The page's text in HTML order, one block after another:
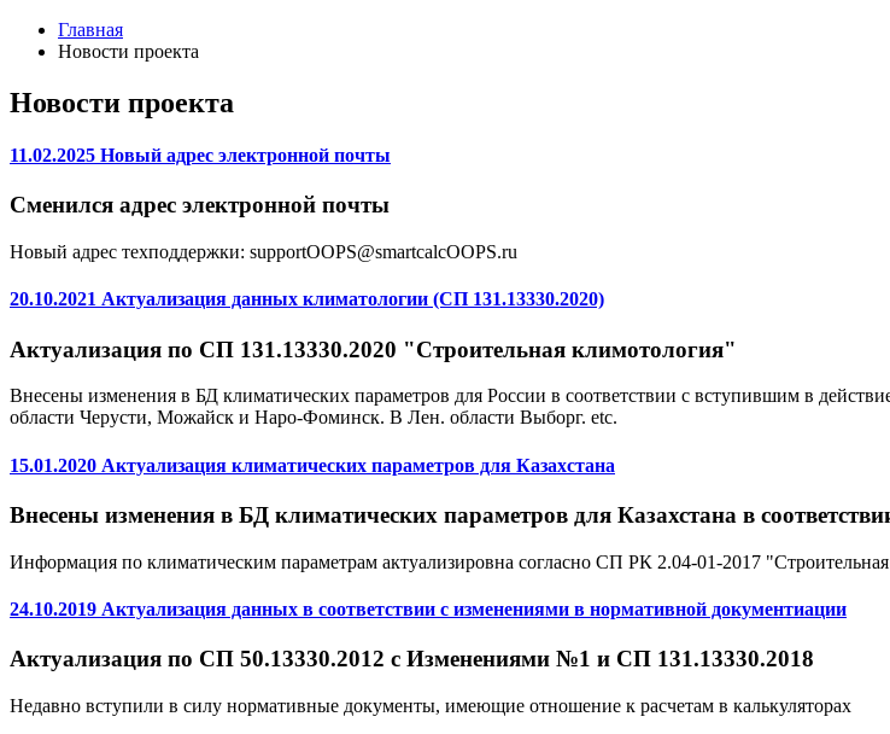
Главная
Новости проекта
Новости проекта
11.02.2025 Новый адрес электронной почты
Сменился адрес электронной почты
Новый адрес техподдержки: supportOOPS@smartcalcOOPS.ru
20.10.2021 Актуализация данных климатологии (СП 131.13330.2020)
Актуализация по СП 131.13330.2020 "Строительная климотология"
Внесены изменения в БД климатических параметров для России в соответствии с вступившим в
области Черусти, Можайск и Наро-Фоминск. В Лен. области Выборг. etc.
15.01.2020 Актуализация климатических параметров для Казахстана
Внесены изменения в БД климатических параметров для Казахстана в
Информация по климатическим параметрам актуализировна согласно СП РК 2.04-01-2017
24.10.2019 Актуализация данных в соответствии с изменениями в нормативной документиации
Актуализация по СП 50.13330.2012 с Изменениями №1 и СП 131.13330.2018
Недавно вступили в силу нормативные документы, имеющие отношение к расчетам в калькуляторах